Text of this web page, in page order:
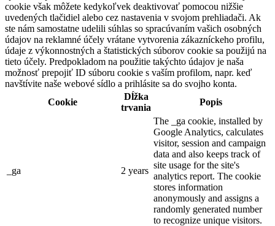
cookie však môžete kedykoľvek deaktivovať pomocou nižšie
uvedených tlačidiel alebo cez nastavenia v svojom prehliadači. Ak
ste nám samostatne udelili súhlas so spracúvaním vašich osobných
údajov na reklamné účely vrátane vytvorenia zákazníckeho profilu,
údaje z výkonnostných a štatistických súborov cookie sa použijú na
tieto účely. Predpokladom na použitie takýchto údajov je naša
možnosť prepojiť ID súboru cookie s vaším profilom, napr. keď
navštívite naše webové sídlo a prihlásite sa do svojho konta.
Cookie
Dĺžka
trvania
Popis
_ga 2 years
The _ga cookie, installed by
Google Analytics, calculates
visitor, session and campaign
data and also keeps track of
site usage for the site's
analytics report. The cookie
stores information
anonymously and assigns a
randomly generated number
to recognize unique visitors.